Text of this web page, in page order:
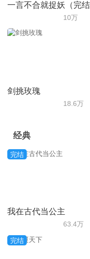
一言不合就捉妖（完结
10万
剑挑玫瑰
18.6万
经典
完结
我在古代当公主
63.4万
完结